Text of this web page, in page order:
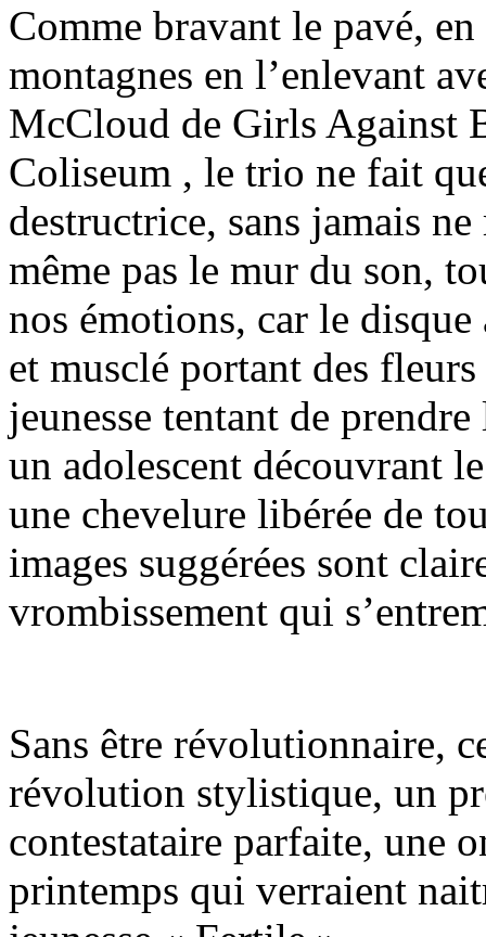
Comme bravant le pavé,
montagnes en l’enlevant
McCloud de Girls Against
Coliseum , le trio ne fait
destructrice, sans jamais
même pas le mur du son,
nos émotions, car le
et musclé portant des
jeunesse tentant de
un adolescent découvrant
une chevelure libérée de
images suggérées sont
vrombissement qui
Sans être révolutionnaire,
révolution stylistique, un
contestataire parfaite, une
printemps qui verraient